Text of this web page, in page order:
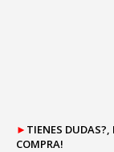
► TIENES DUDAS?,
COMPRA!